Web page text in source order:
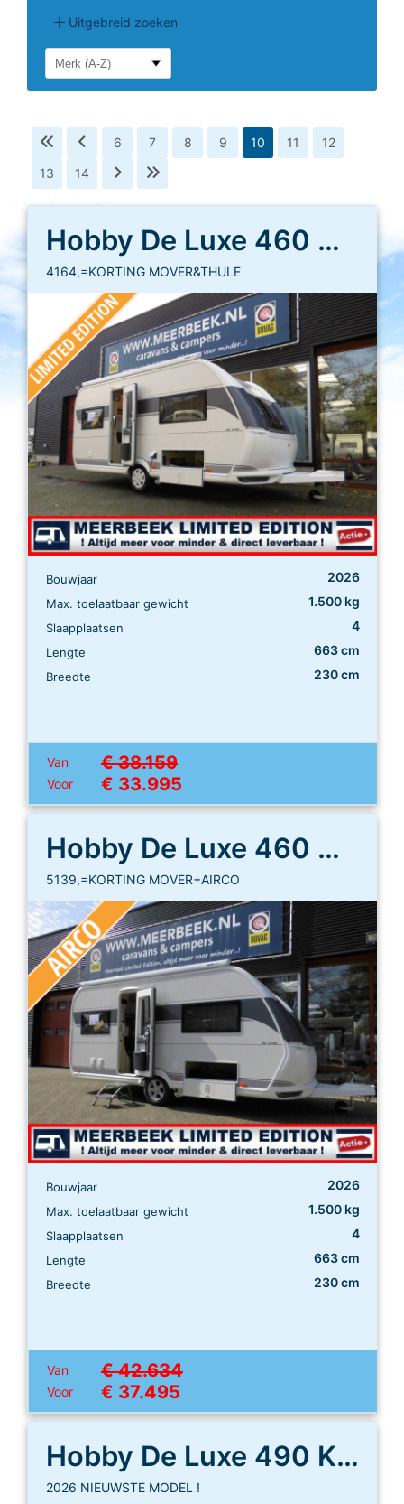
Uitgebreid zoeken
6 7 8 9 10 11
12
13
14
Hobby De Luxe 460 UFE
4164,=KORTING MOVER&THULE
Bouwjaar 2026
Max. toelaatbaar gewicht 1.500 kg
Slaapplaatsen 4
Lengte 663 cm
Breedte 230 cm
Van € 38.159
Voor € 33.995
Hobby De Luxe 460 UFE
5139,=KORTING MOVER+AIRCO
Bouwjaar 2026
Max. toelaatbaar gewicht 1.500 kg
Slaapplaatsen 4
Lengte 663 cm
Breedte 230 cm
Van € 42.634
Voor € 37.495
Hobby De Luxe 490 KMF
2026 NIEUWSTE MODEL !